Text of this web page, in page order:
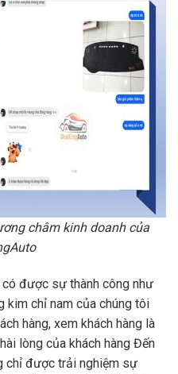
châm kinh doanh của
được sự thành công như
kim chỉ nam của chúng tôi
hàng, xem khách hàng là
lòng của khách hàng Đến
chỉ được trải nghiệm sự